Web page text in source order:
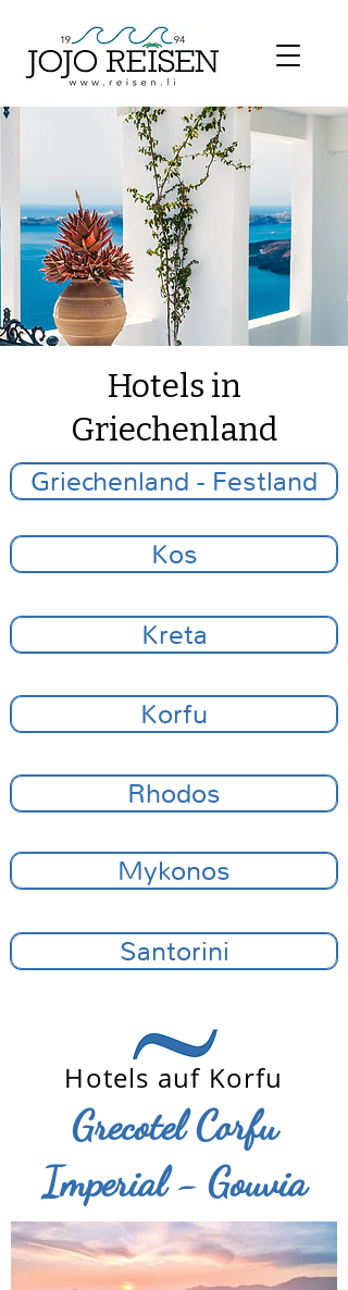
​Hotels in
Griechenland
Griechenland - Festland
Kos
Kreta
Korfu
Rhodos
Mykonos
Santorini
Hotels auf Korfu
Grecotel Corfu
Imperial - Gouvia